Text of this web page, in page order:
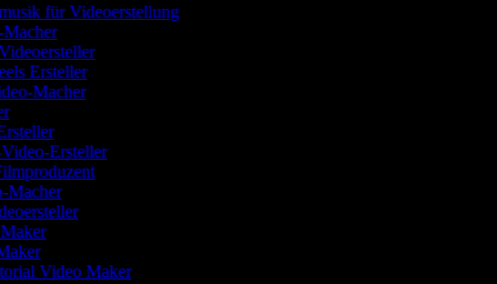
für Videoerstellung
Macher
Ersteller
Macher
Video-Ersteller
Macher
Video Maker